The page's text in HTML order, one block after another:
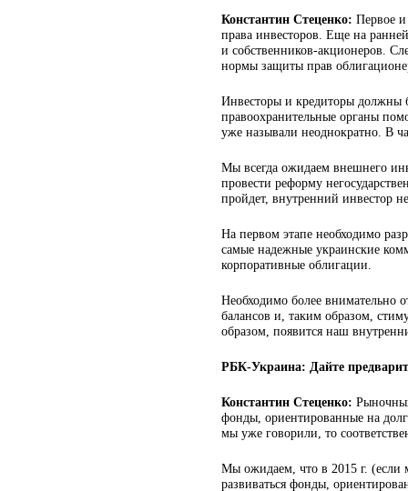
Константин Стеценко: Первое и
права инвесторов. Еще на
и собственников-акционеров.
нормы защиты прав
Инвесторы и кредиторы должны
правоохранительные органы
уже называли неоднократно. В
Мы всегда ожидаем внешнего
провести реформу
пройдет, внутренний инвестор
На первом этапе необходимо
самые надежные украинские
корпоративные облигации.
Необходимо более внимательно
балансов и, таким образом,
образом, появится наш
РБК-Украина: Дайте
Константин Стеценко:
фонды, ориентированные на
мы уже говорили, то
Мы ожидаем, что в 2015 г. (если
развиваться фонды,